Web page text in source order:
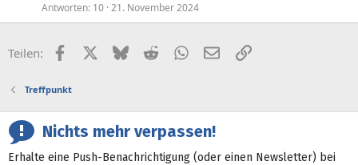
Antworten 10 21. November 2024
Teilen: FacebookX (Twitter)
BlueskyRedditWhatsApp
E-MailLink
Treffpunkt
Nichts mehr verpassen!
Erhalte eine Push-Benachrichtigung (oder einen Newsletter) bei